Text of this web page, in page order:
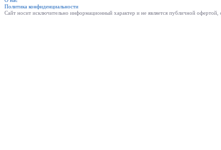
Политика конфиденциальности
Cайт носит исключительно информационный характер и не является публичной